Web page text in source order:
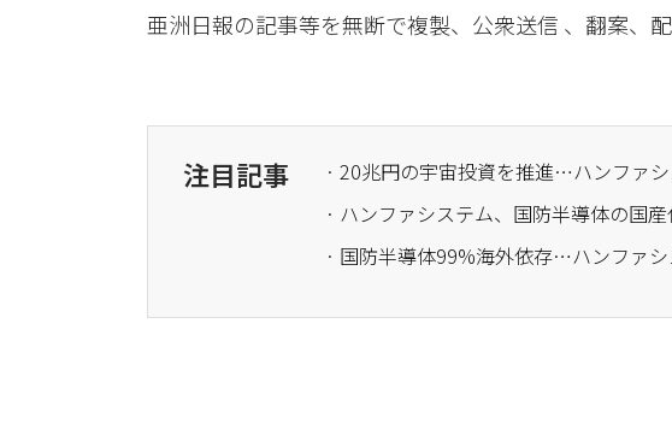
亜洲日報の記事等を無断で複製、公衆送信 、翻案、
注目記事
· 20兆円の宇宙投資を推進…ハンファ
· 国防半導体99%海外依存…ハンファ